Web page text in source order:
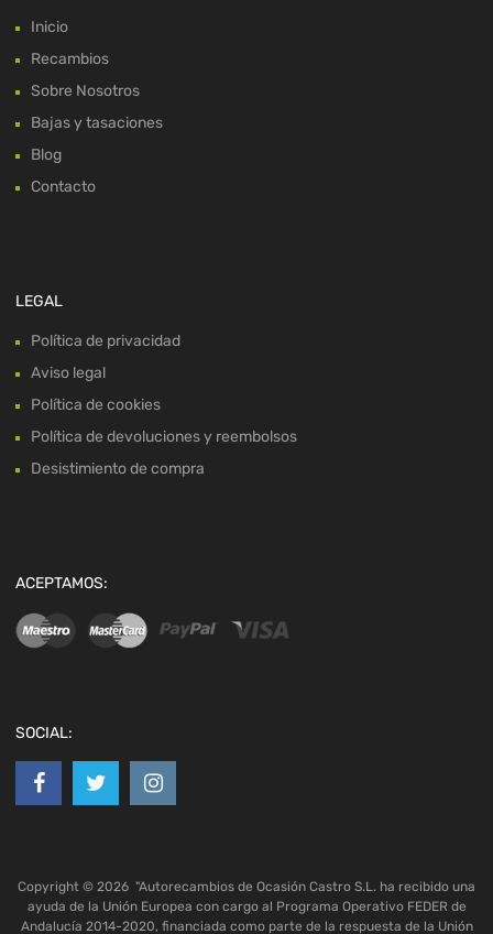
Inicio
Recambios
Sobre Nosotros
Bajas y tasaciones
Blog
Contacto
LEGAL
Política de privacidad
Aviso legal
Política de cookies
Política de devoluciones y reembolsos
Desistimiento de compra
ACEPTAMOS:
SOCIAL:
Copyright © 2026 "Autorecambios de Ocasión Castro S.L. ha recibido una
ayuda de la Unión Europea con cargo al Programa Operativo FEDER de
Andalucía 2014-2020, financiada como parte de la respuesta de la Unión